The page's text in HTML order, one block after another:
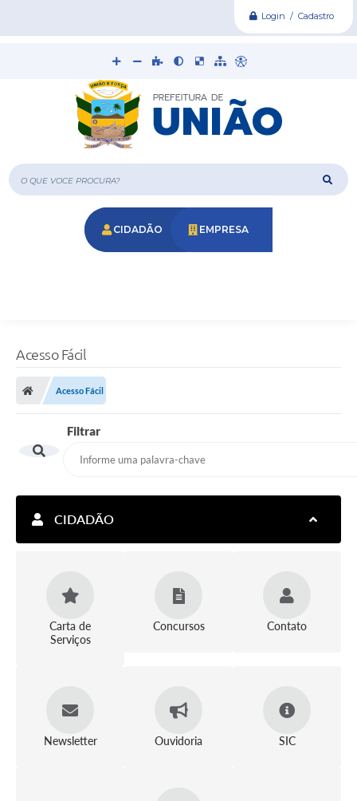
Login / Cadastro
O que voce procura?
CIDADÃO EMPRESA
Acesso Fácil
Acesso Fácil
Filtrar
CIDADÃO
Carta de
Serviços
Concursos Contato
Newsletter Ouvidoria SIC